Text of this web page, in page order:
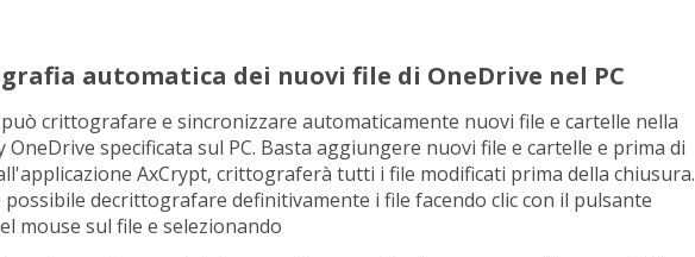
automatica dei nuovi file di OneDrive nel PC
crittografare e sincronizzare automaticamente nuovi file e cartelle nella
OneDrive specificata sul PC. Basta aggiungere nuovi file e cartelle e prima di
AxCrypt, crittograferà tutti i file modificati prima della chiusura.
possibile decrittografare definitivamente i file facendo clic con il pulsante
mouse sul file e selezionando